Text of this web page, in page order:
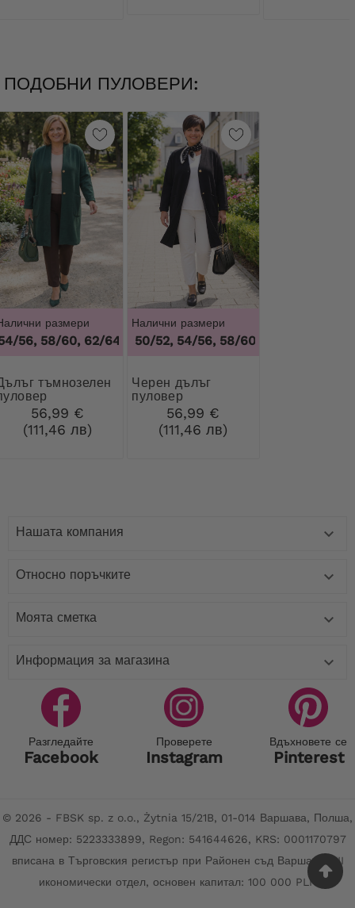
ПОДОБНИ ПУЛОВЕРИ:
размери
56, 58/60, 62/64, 50/52, 54/56, 58/60, 62/64
56,99 €
(111,46 лв)
Налични размери
46/48, 50/52, 54/56, 58/60,
Черен дълъг
пуловер
56,99 €
(111,46 лв)
Нашата компания 
Относно поръчките 
Моята сметка 
Информация за магазина 
Разгледайте
Facebook
Проверете
Instagram
Вдъхновете се
Pinterest
© 2026 - FBSK sp. z o.o., Żytnia 15/21B, 01-014 Варшава, Полша,
ДДС номер: 5223333899, Regon: 541644626, KRS: 0001170797
вписана в Търговския регистър при Районен съд Варшава, XII
икономически отдел, основен капитал: 100 000 PLN